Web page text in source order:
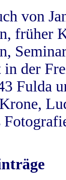
von
früher
der
Fulda